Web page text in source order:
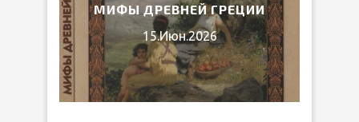
МИФЫ ДРЕВНЕЙ ГРЕЦИИ
15.Июн.2026